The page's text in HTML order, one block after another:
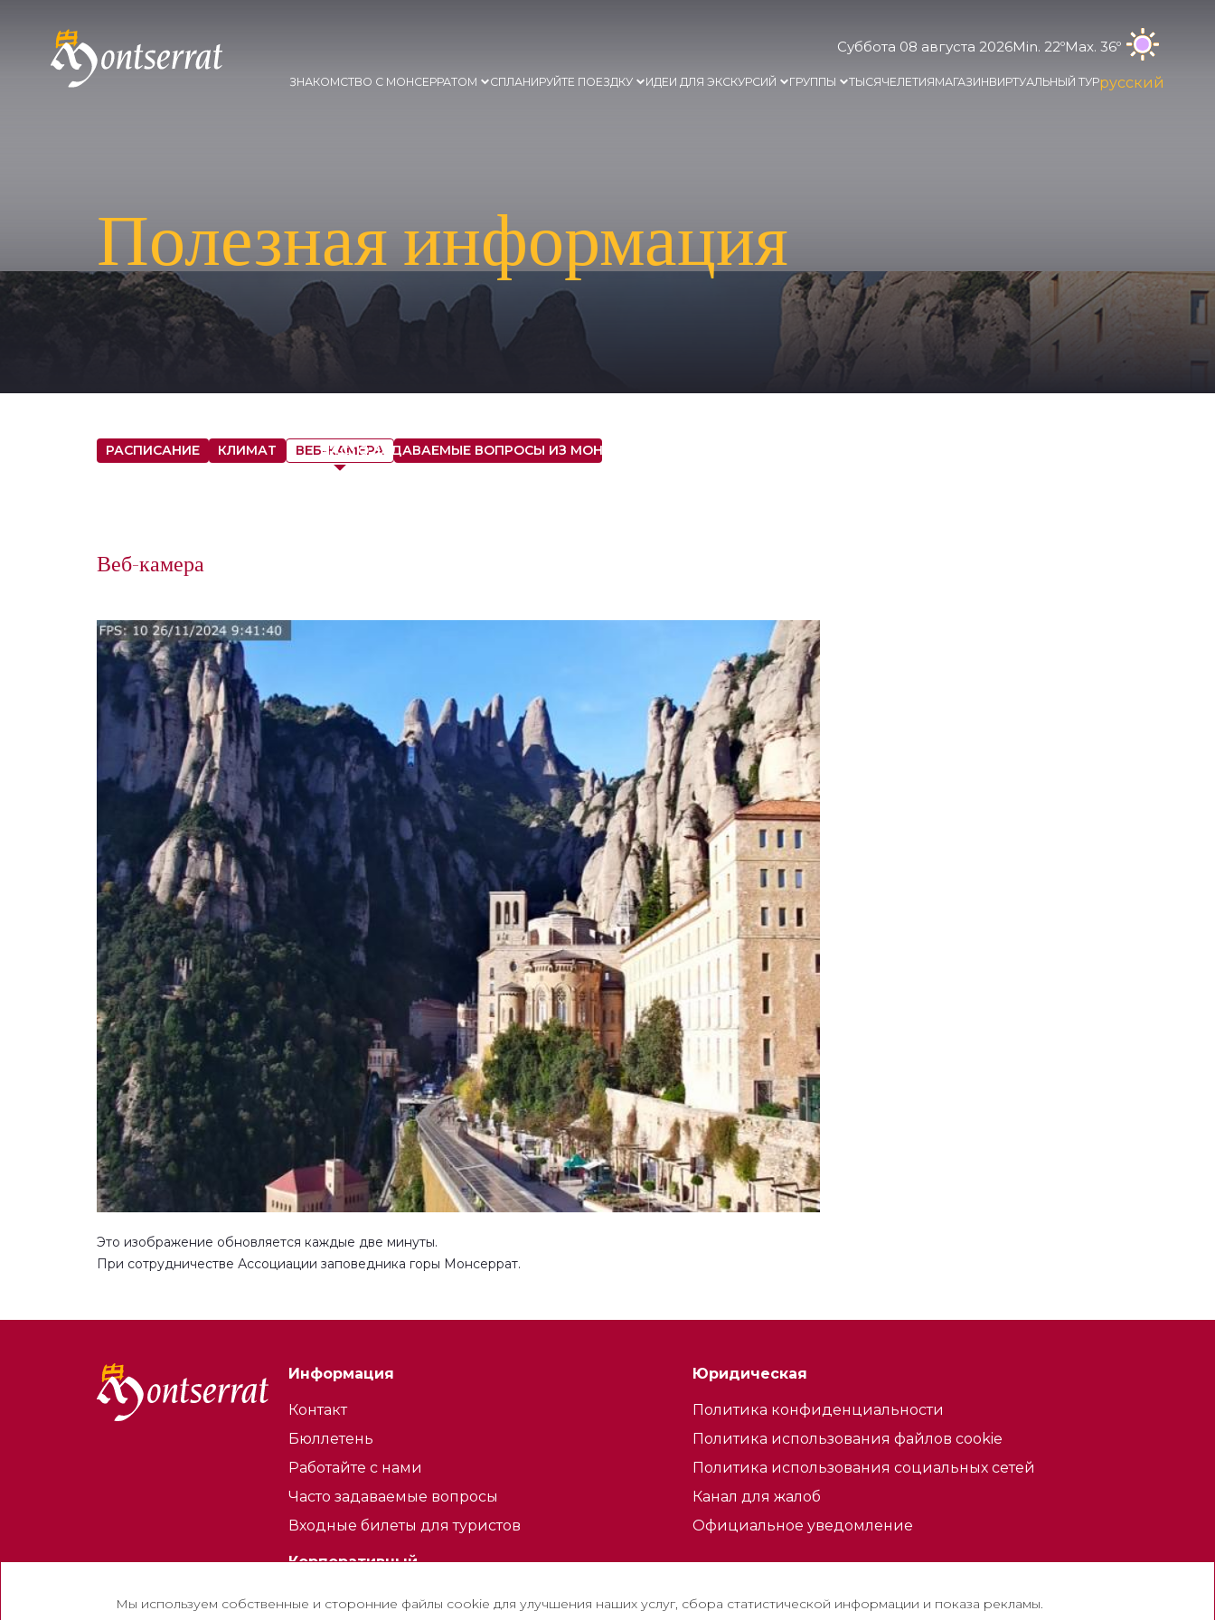
Суббота 08 августа 2026Min. 22ºMax. 36º
ЗНАКОМСТВО С MОНСЕРРАТОМ СПЛАНИРУЙТЕ ПОЕЗДКУ ИДЕИ ДЛЯ ЭКСКУРСИЙ ГРУППЫ ТЫСЯЧЕЛЕТИЯМАГАЗИНВИРТУАЛЬНЫЙ ТУРрусский
Полезная информация
РАСПИСАНИЕ КЛИМАТ ВЕБ-КАМЕРА
ЧАСТО ЗАДАВАЕМЫЕ ВОПРОСЫ ИЗ МОНТСЕРРАТА
Веб-камера
Это изображение обновляется каждые две минуты.
При сотрудничестве Ассоциации заповедника горы Монсеррат.
Информация
Контакт
Бюллетень
Работайте с нами
Часто задаваемые вопросы
Входные билеты для туристов
Юридическая
Политика конфиденциальности
Политика использования файлов cookie
Политика использования социальных сетей
Канал для жалоб
Официальное уведомление
Корпоративный
Аббатство Монтсеррат
Мы используем собственные и сторонние файлы cookie для улучшения наших услуг, сбора статистической информации и показа рекламы.